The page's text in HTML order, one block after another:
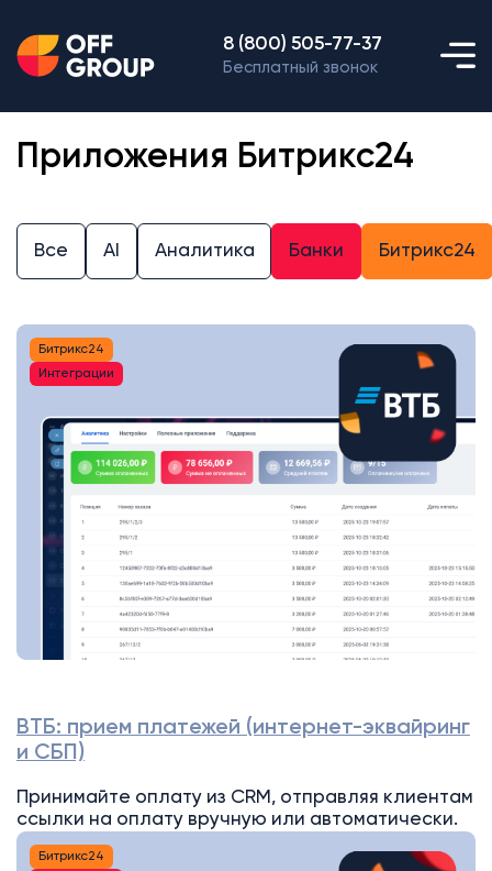
8 (800) 505-77-37
Бесплатный звонок
Приложения Битрикс24
Все AI Аналитика Банки Битрикс24
Битрикс24
Интеграции
ВТБ: прием платежей (интернет-эквайринг
и СБП)
Принимайте оплату из CRM, отправляя клиентам
ссылки на оплату вручную или автоматически.
Битрикс24